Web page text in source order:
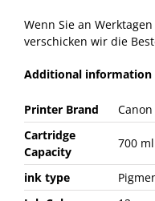
Wenn Sie an
verschicken wir die
Additional information
Printer Brand
Canon
Cartridge
Capacity
700
ink type